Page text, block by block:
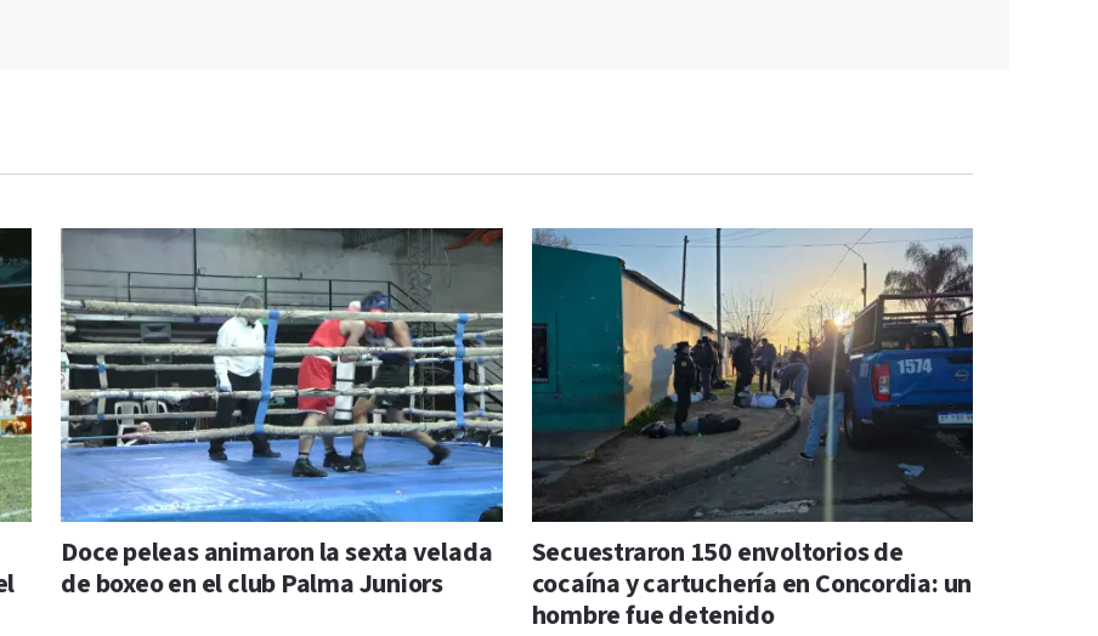
Doce peleas animaron la sexta velada
de boxeo en el club Palma Juniors
Secuestraron 150 envoltorios de
cocaína y cartuchería en Concordia: un
hombre fue detenido